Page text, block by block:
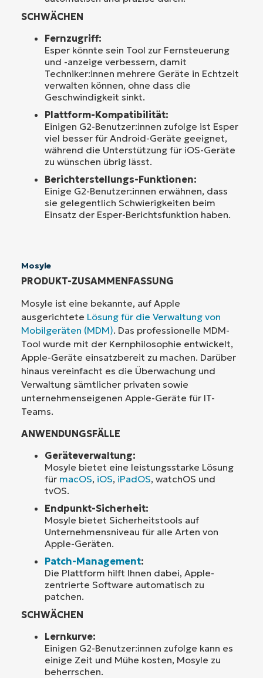
SCHWÄCHEN
Fernzugriff:
Esper könnte sein Tool zur Fernsteuerung
und -anzeige verbessern, damit
Techniker:innen mehrere Geräte in Echtzeit
verwalten können, ohne dass die
Geschwindigkeit sinkt.
Plattform-Kompatibilität:
Einigen G2-Benutzer:innen zufolge ist Esper
viel besser für Android-Geräte geeignet,
während die Unterstützung für iOS-Geräte
zu wünschen übrig lässt.
Berichterstellungs-Funktionen:
Einige G2-Benutzer:innen erwähnen, dass
sie gelegentlich Schwierigkeiten beim
Einsatz der Esper-Berichtsfunktion haben.
Mosyle
PRODUKT-ZUSAMMENFASSUNG
Mosyle ist eine bekannte, auf Apple
ausgerichtete Lösung für die Verwaltung von
Mobilgeräten (MDM). Das professionelle MDM-
Tool wurde mit der Kernphilosophie entwickelt,
Apple-Geräte einsatzbereit zu machen. Darüber
hinaus vereinfacht es die Überwachung und
Verwaltung sämtlicher privaten sowie
unternehmenseigenen Apple-Geräte für IT-
Teams.
ANWENDUNGSFÄLLE
Geräteverwaltung:
Mosyle bietet eine leistungsstarke Lösung
für macOS, iOS, iPadOS, watchOS und
tvOS.
Endpunkt-Sicherheit:
Mosyle bietet Sicherheitstools auf
Unternehmensniveau für alle Arten von
Apple-Geräten.
Patch-Management:
Die Plattform hilft Ihnen dabei, Apple-
zentrierte Software automatisch zu
patchen.
SCHWÄCHEN
Lernkurve:
Einigen G2-Benutzer:innen zufolge kann es
einige Zeit und Mühe kosten, Mosyle zu
beherrschen.